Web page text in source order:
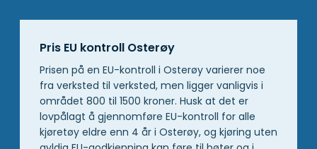
Pris EU kontroll Osterøy
Prisen på en EU-kontroll i Osterøy varierer noe
fra verksted til verksted, men ligger vanligvis i
området 800 til 1500 kroner. Husk at det er
lovpålagt å gjennomføre EU-kontroll for alle
kjøretøy eldre enn 4 år i Osterøy, og kjøring uten